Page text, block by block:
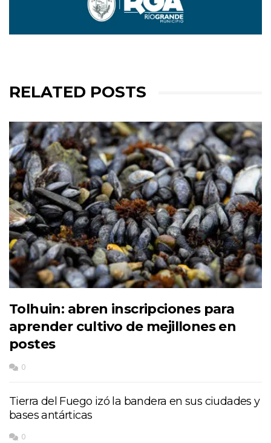
RELATED POSTS
Tolhuin: abren inscripciones para
aprender cultivo de mejillones en
postes
0
Tierra del Fuego izó la bandera en sus ciudades y
bases antárticas
0